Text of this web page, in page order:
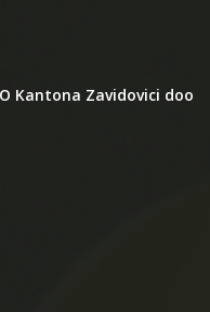
Kantona Zavidovici doo